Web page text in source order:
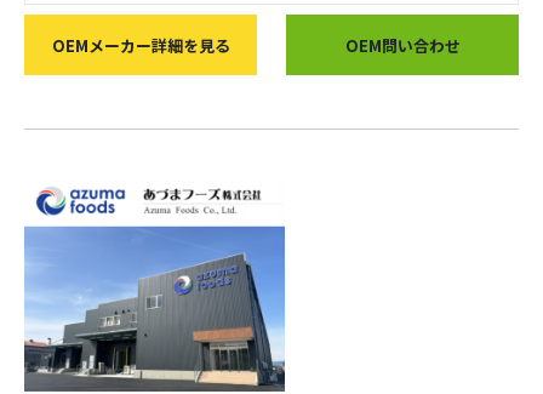
OEMメーカー詳細を見る OEM問い合わせ